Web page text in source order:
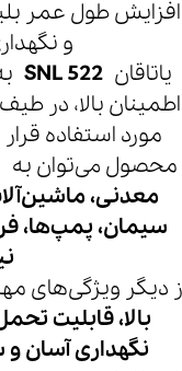
افزایش طول عمر
و
یاتاقان SNL 522
اطمینان بالا، در
مورد استفاده
محصول می‌توان به
معدنی،
سیمان، پمپ‌ها،
دیگر ویژگی‌های
بالا، قابلیت
نگهداری آسان و